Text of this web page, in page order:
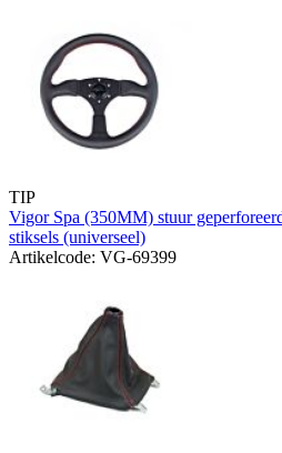
TIP
Vigor Spa (350MM) stuur
stiksels (universeel)
Artikelcode: VG-69399